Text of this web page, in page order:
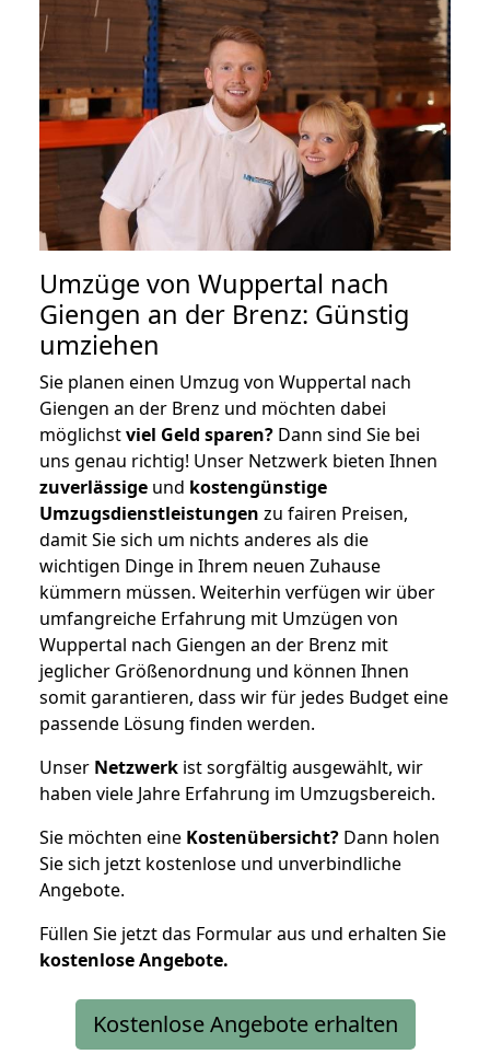
Umzüge von Wuppertal nach
Giengen an der Brenz: Günstig
umziehen
Sie planen einen Umzug von Wuppertal nach
Giengen an der Brenz und möchten dabei
möglichstviel Geld sparen? Dann sind Sie bei
uns genau richtig! Unser Netzwerk bieten Ihnen
zuverlässige und kostengünstige
Umzugsdienstleistungen zu fairen Preisen,
damit Sie sich um nichts anderes als die
wichtigen Dinge in Ihrem neuen Zuhause
kümmern müssen. Weiterhin verfügen wir über
umfangreiche Erfahrung mit Umzügen von
Wuppertal nach Giengen an der Brenz mit
jeglicher Größenordnung und können Ihnen
somit garantieren, dass wir für jedes Budget eine
passende Lösung finden werden.
Unser Netzwerk ist sorgfältig ausgewählt, wir
haben viele Jahre Erfahrung im Umzugsbereich.
Sie möchten eine Kostenübersicht? Dann holen
Sie sich jetzt kostenlose und unverbindliche
Angebote.
Füllen Sie jetzt das Formular aus und erhalten Sie
kostenloseAngebote.
Kostenlose Angebote erhalten